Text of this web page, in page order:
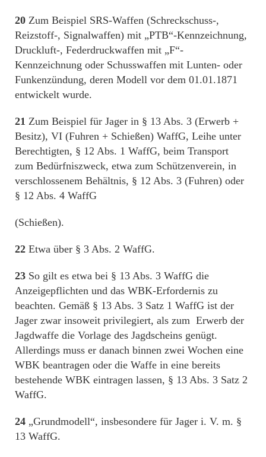
20 Zum Beispiel SRS-Waffen (Schreckschuss-,
Reizstoff-, Signalwaffen) mit „PTB“-Kennzeichnung,
Druckluft-, Federdruckwaffen mit „F“-
Kennzeichnung oder Schusswaffen mit Lunten- oder
Funkenzündung, deren Modell vor dem 01.01.1871
entwickelt wurde.
21 Zum Beispiel für Jager in § 13 Abs. 3 (Erwerb +
Besitz), VI (Fuhren + Schießen) WaffG, Leihe unter
Berechtigten, § 12 Abs. 1 WaffG, beim Transport
zum Bedürfniszweck, etwa zum Schützenverein, in
verschlossenem Behältnis, § 12 Abs. 3 (Fuhren) oder
§ 12 Abs. 4 WaffG
(Schießen).
22 Etwa über § 3 Abs. 2 WaffG.
23 So gilt es etwa bei § 13 Abs. 3 WaffG die
Anzeigepflichten und das WBK-Erfordernis zu
beachten. Gemäß § 13 Abs. 3 Satz 1 WaffG ist der
Jager zwar insoweit privilegiert, als zum Erwerb der
Jagdwaffe die Vorlage des Jagdscheins genügt.
Allerdings muss er danach binnen zwei Wochen eine
WBK beantragen oder die Waffe in eine bereits
bestehende WBK eintragen lassen, § 13 Abs. 3 Satz 2
WaffG.
24 „Grundmodell“, insbesondere für Jager i. V. m. §
13 WaffG.